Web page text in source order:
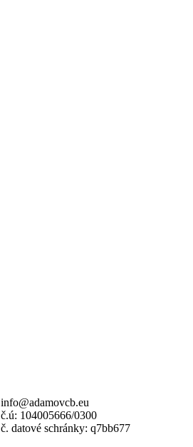
info@adamovcb.eu
č.ú: 104005666/0300
č. datové schránky: q7bb677